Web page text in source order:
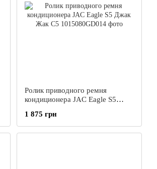
Ролик приводного ремня
кондиционера JAC Eagle S5
1 875 грн